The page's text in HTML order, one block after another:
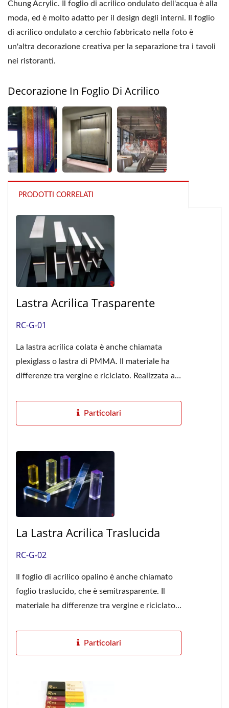
Chung Acrylic. Il foglio di acrilico ondulato dell'acqua è alla
moda, ed è molto adatto per il design degli interni. Il foglio
di acrilico ondulato a cerchio fabbricato nella foto è
un'altra decorazione creativa per la separazione tra i tavoli
nei ristoranti.
Decorazione In Foglio Di Acrilico
PRODOTTI CORRELATI
Lastra Acrilica Trasparente
RC-G-01
La lastra acrilica colata è anche chiamata
plexiglass o lastra di PMMA. Il materiale ha
differenze tra vergine e riciclato. Realizzata al
Particolari
La Lastra Acrilica Traslucida
RC-G-02
Il foglio di acrilico opalino è anche chiamato
foglio traslucido, che è semitrasparente. Il
materiale ha differenze tra vergine e riciclato.
Particolari